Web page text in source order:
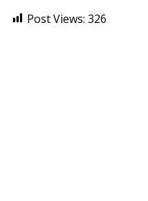
Post Views: 326